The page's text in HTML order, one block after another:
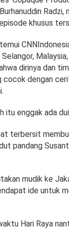
Radzi,
khusus
dirinya dan
cocok dengan
itu enggak ada
terbersit
pandang
mudik ke
ide untuk
Hari Raya